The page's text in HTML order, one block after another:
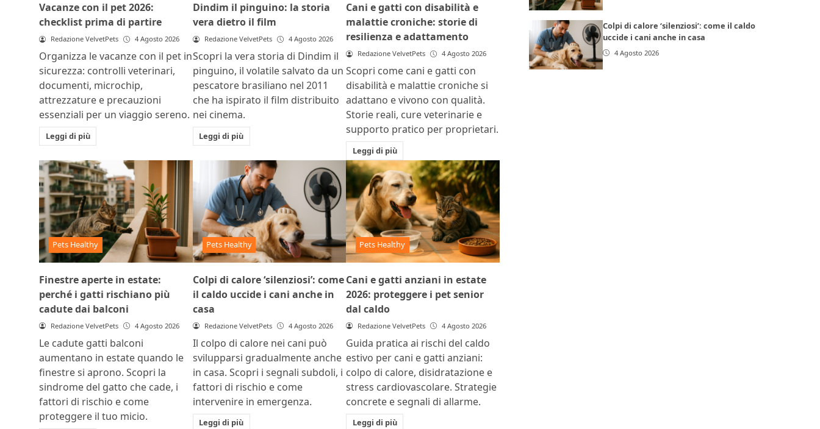
Vacanze con il pet 2026:
checklist prima di partire
Redazione VelvetPets 4 Agosto 2026
Organizza le vacanze con il pet in
sicurezza: controlli veterinari,
documenti, microchip,
attrezzature e precauzioni
essenziali per un viaggio sereno.
Leggi di più
Dindim il pinguino: la storia
vera dietro il film
Redazione VelvetPets 4 Agosto 2026
Scopri la vera storia di Dindim il
pinguino, il volatile salvato da un
pescatore brasiliano nel 2011
che ha ispirato il film distribuito
nei cinema.
Leggi di più
Cani e gatti con disabilità e
malattie croniche: storie di
resilienza e adattamento
Redazione VelvetPets 4 Agosto 2026
Scopri come cani e gatti con
disabilità e malattie croniche si
adattano e vivono con qualità.
Storie reali, cure veterinarie e
supporto pratico per proprietari.
Leggi di più
Pets Healthy
Finestre aperte in estate:
perché i gatti rischiano più
cadute dai balconi
Redazione VelvetPets 4 Agosto 2026
Le cadute gatti balconi
aumentano in estate quando le
finestre si aprono. Scopri la
sindrome del gatto che cade, i
fattori di rischio e come
proteggere il tuo micio.
Pets Healthy
Colpi di calore ‘silenziosi’: come
il caldo uccide i cani anche in
casa
Redazione VelvetPets 4 Agosto 2026
Il colpo di calore nei cani può
svilupparsi gradualmente anche
in casa. Scopri i segnali subdoli, i
fattori di rischio e come
intervenire in emergenza.
Leggi di più
Pets Healthy
Cani e gatti anziani in estate
2026: proteggere i pet senior
dal caldo
Redazione VelvetPets 4 Agosto 2026
Guida pratica ai rischi del caldo
estivo per cani e gatti anziani:
colpo di calore, disidratazione e
stress cardiovascolare. Strategie
concrete e segnali di allarme.
Leggi di più
Colpi di calore ‘silenziosi’: come il caldo
uccide i cani anche in casa
4 Agosto 2026